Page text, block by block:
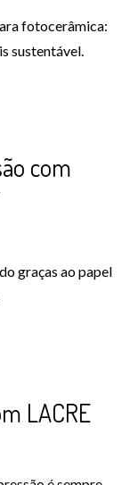
fotocerâmica:
sustentável.
com
graças ao papel
LACRE